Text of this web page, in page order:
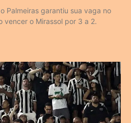
Palmeiras garantiu sua vaga no
vencer o Mirassol por 3 a 2.